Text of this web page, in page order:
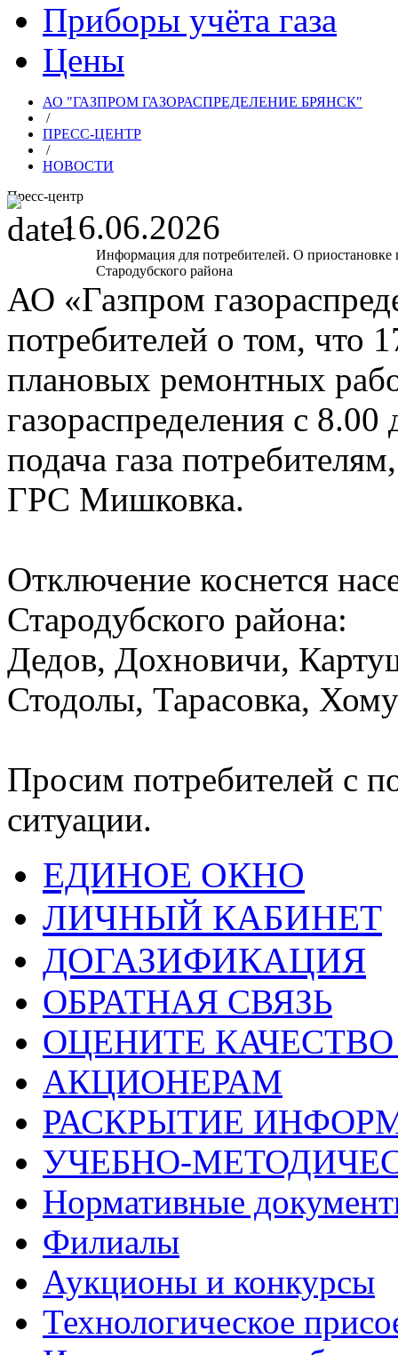
Приборы учёта газа
Цены
АО "ГАЗПРОМ ГАЗОРАСПРЕДЕЛЕНИЕ БРЯНСК"
/
ПРЕСС-ЦЕНТР
/
НОВОСТИ
Пресс-центр
16.06.2026
Информация для потребителей. О приостановке
Стародубского района
АО «Газпром
потребителей о том, что
плановых ремонтных
газораспределения с
подача газа
ГРС Мишковка.
Отключение коснется
Стародубского района:
Дедов, Дохновичи,
Стодолы, Тарасовка,
Просим потребителей с
ситуации.
ЕДИНОЕ ОКНО
ЛИЧНЫЙ КАБИНЕТ
ДОГАЗИФИКАЦИЯ
ОБРАТНАЯ СВЯЗЬ
ОЦЕНИТЕ
АКЦИОНЕРАМ
РАСКРЫТИЕ
УЧЕБНО-
Нормативные
Филиалы
Аукционы и конкурсы
Технологическое